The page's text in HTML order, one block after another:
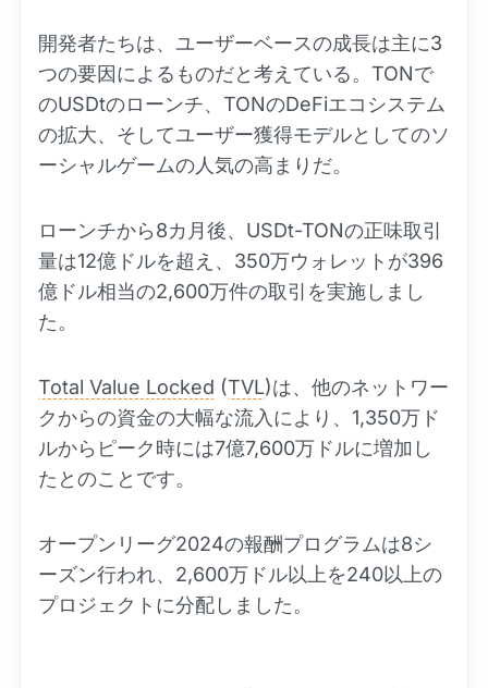
開発者たちは、ユーザーベースの成長は主に3
つの要因によるものだと考えている。TONで
のUSDtのローンチ、TONのDeFiエコシステム
の拡大、そしてユーザー獲得モデルとしてのソ
ーシャルゲームの人気の高まりだ。
ローンチから8カ月後、USDt-TONの正味取引
量は12億ドルを超え、350万ウォレットが396
億ドル相当の2,600万件の取引を実施しまし
た。
Total Value Locked (TVL)は、他のネットワー
クからの資金の大幅な流入により、1,350万ド
ルからピーク時には7億7,600万ドルに増加し
たとのことです。
オープンリーグ2024の報酬プログラムは8シ
ーズン行われ、2,600万ドル以上を240以上の
プロジェクトに分配しました。